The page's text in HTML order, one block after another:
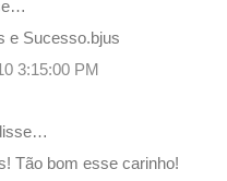
e Sucesso.bjus
3:15:00 PM
Tão bom esse carinho!